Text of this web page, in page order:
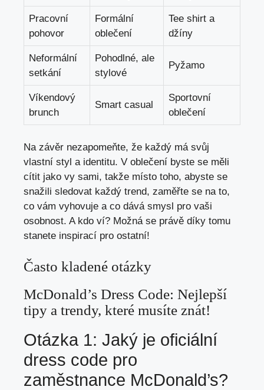
Pracovní
pohovor
Formální
oblečení
Tee shirt a
džíny
Neformální
setkání
Pohodlné, ale
stylové
Pyžamo
Víkendový
brunch
Smart casual
Sportovní
oblečení
Na závěr nezapomeňte, že každý má svůj
vlastní styl a identitu. V oblečení byste se měli
cítit jako vy sami, takže místo toho, abyste se
snažili sledovat každý trend, zaměřte se na to,
co vám vyhovuje a co dává smysl pro vaši
osobnost. A kdo ví? Možná se právě díky tomu
stanete inspirací pro ostatní!
Často kladené otázky
McDonald’s Dress Code: Nejlepší
tipy a trendy, které musíte znát!
Otázka 1: Jaký je oficiální
dress code pro
zaměstnance McDonald’s?